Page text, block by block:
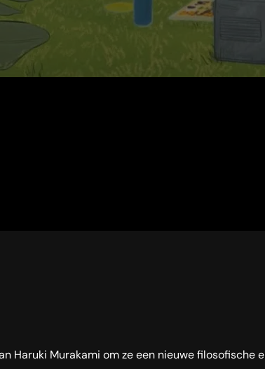
Haruki Murakami om ze een nieuwe filosofische